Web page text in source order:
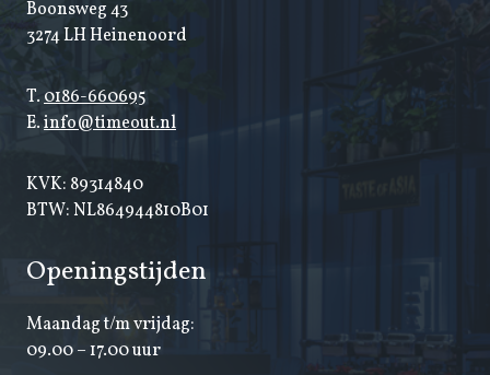
Boonsweg 43
3274 LH Heinenoord
T.0186-660695
E.info@timeout.nl
KVK: 89314840
BTW: NL864944810B01
Openingstijden
Maandag t/m vrijdag:
09.00 – 17.00 uur